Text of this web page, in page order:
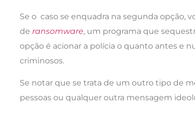
Se o caso se enquadra na segunda opção,
de ransomware, um programa que
opção é acionar a polícia o quanto antes e
criminosos.
Se notar que se trata de um outro tipo de
pessoas ou qualquer outra mensagem